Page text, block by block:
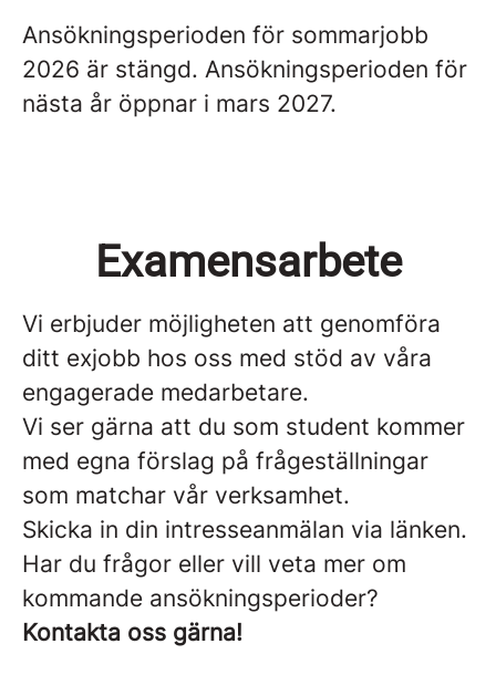
Ansökningsperioden för sommarjobb
2026 är stängd. Ansökningsperioden för
nästa år öppnar i mars 2027.
Examensarbete
Vi erbjuder möjligheten att genomföra
ditt exjobb hos oss med stöd av våra
engagerade medarbetare.
Vi ser gärna att du som student kommer
med egna förslag på frågeställningar
som matchar vår verksamhet.
Skicka in din intresseanmälan via länken.
Har du frågor eller vill veta mer om
kommande ansökningsperioder?
Kontakta oss gärna!